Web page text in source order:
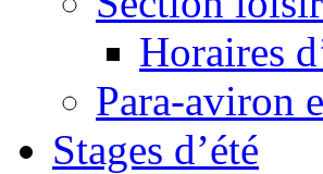
Horaires
Para-aviron
Stages d’été